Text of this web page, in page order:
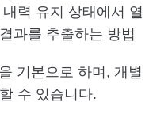
력 유지 상태에서 열
과를 추출하는 방법
기본으로 하며, 개별
수 있습니다.